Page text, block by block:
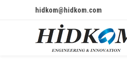
hidkom@hidkom.com